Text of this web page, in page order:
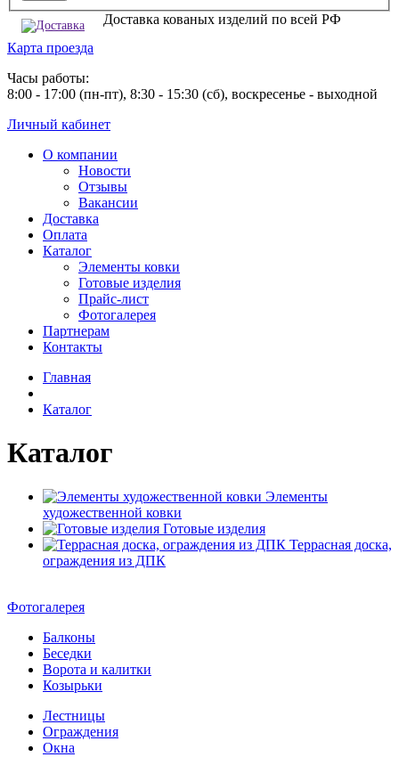
Доставка кованых изделий по всей РФ
Карта проезда
Часы работы:
8:00 - 17:00 (пн-пт), 8:30 - 15:30 (сб), воскресенье - выходной
Личный кабинет
О компании
Новости
Отзывы
Вакансии
Доставка
Оплата
Каталог
Элементы ковки
Готовые изделия
Прайс-лист
Фотогалерея
Партнерам
Контакты
Главная
Каталог
Каталог
Элементы
художественной ковки
Готовые изделия
Террасная доска,
ограждения из ДПК
Фотогалерея
Балконы
Беседки
Ворота и калитки
Козырьки
Лестницы
Ограждения
Окна